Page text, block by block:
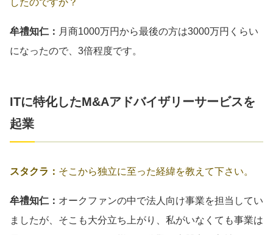
したのですか？
牟禮知仁： 月商1000万円から最後の方は3000万円くらい
になったので、3倍程度です。
ITに特化したM&Aアドバイザリーサービスを
起業
スタクラ： そこから独立に至った経緯を教えて下さい。
牟禮知仁： オークファンの中で法人向け事業を担当してい
ましたが、そこも大分立ち上がり、私がいなくても事業は